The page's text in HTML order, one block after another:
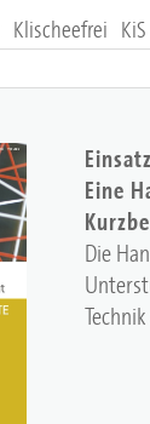
Klischeefrei KiS
Eine
Die